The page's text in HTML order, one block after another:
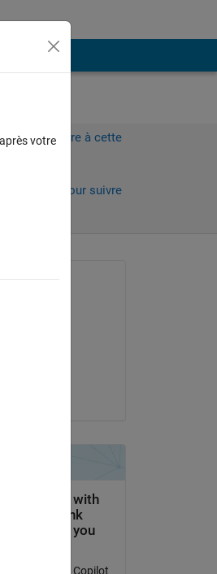
pour répondre à cette
vous pour suivre
votre